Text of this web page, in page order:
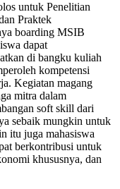
untuk Penelitian
Praktek
boarding MSIB
dapat
di bangku kuliah
kompetensi
Kegiatan magang
mitra dalam
soft skill dari
sebaik mungkin untuk
itu juga mahasiswa
berkontribusi untuk
khususnya, dan